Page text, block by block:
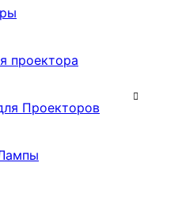
проектора
Проекторов